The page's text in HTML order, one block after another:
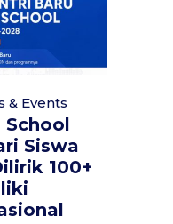
& Events
Siswa
100+